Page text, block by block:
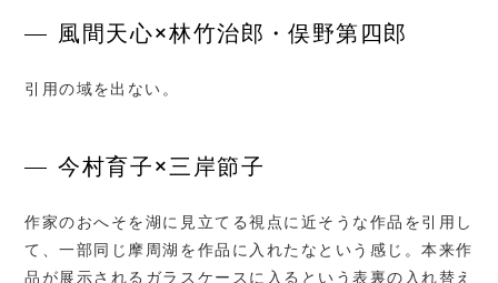
風間天心×林竹治郎・俣野第四郎
引用の域を出ない。
今村育子×三岸節子
作家のおへそを湖に見立てる視点に近そうな作品を引用し
て、一部同じ摩周湖を作品に入れたなという感じ。本来作
品が展示されるガラスケースに入るという表裏の入れ替え